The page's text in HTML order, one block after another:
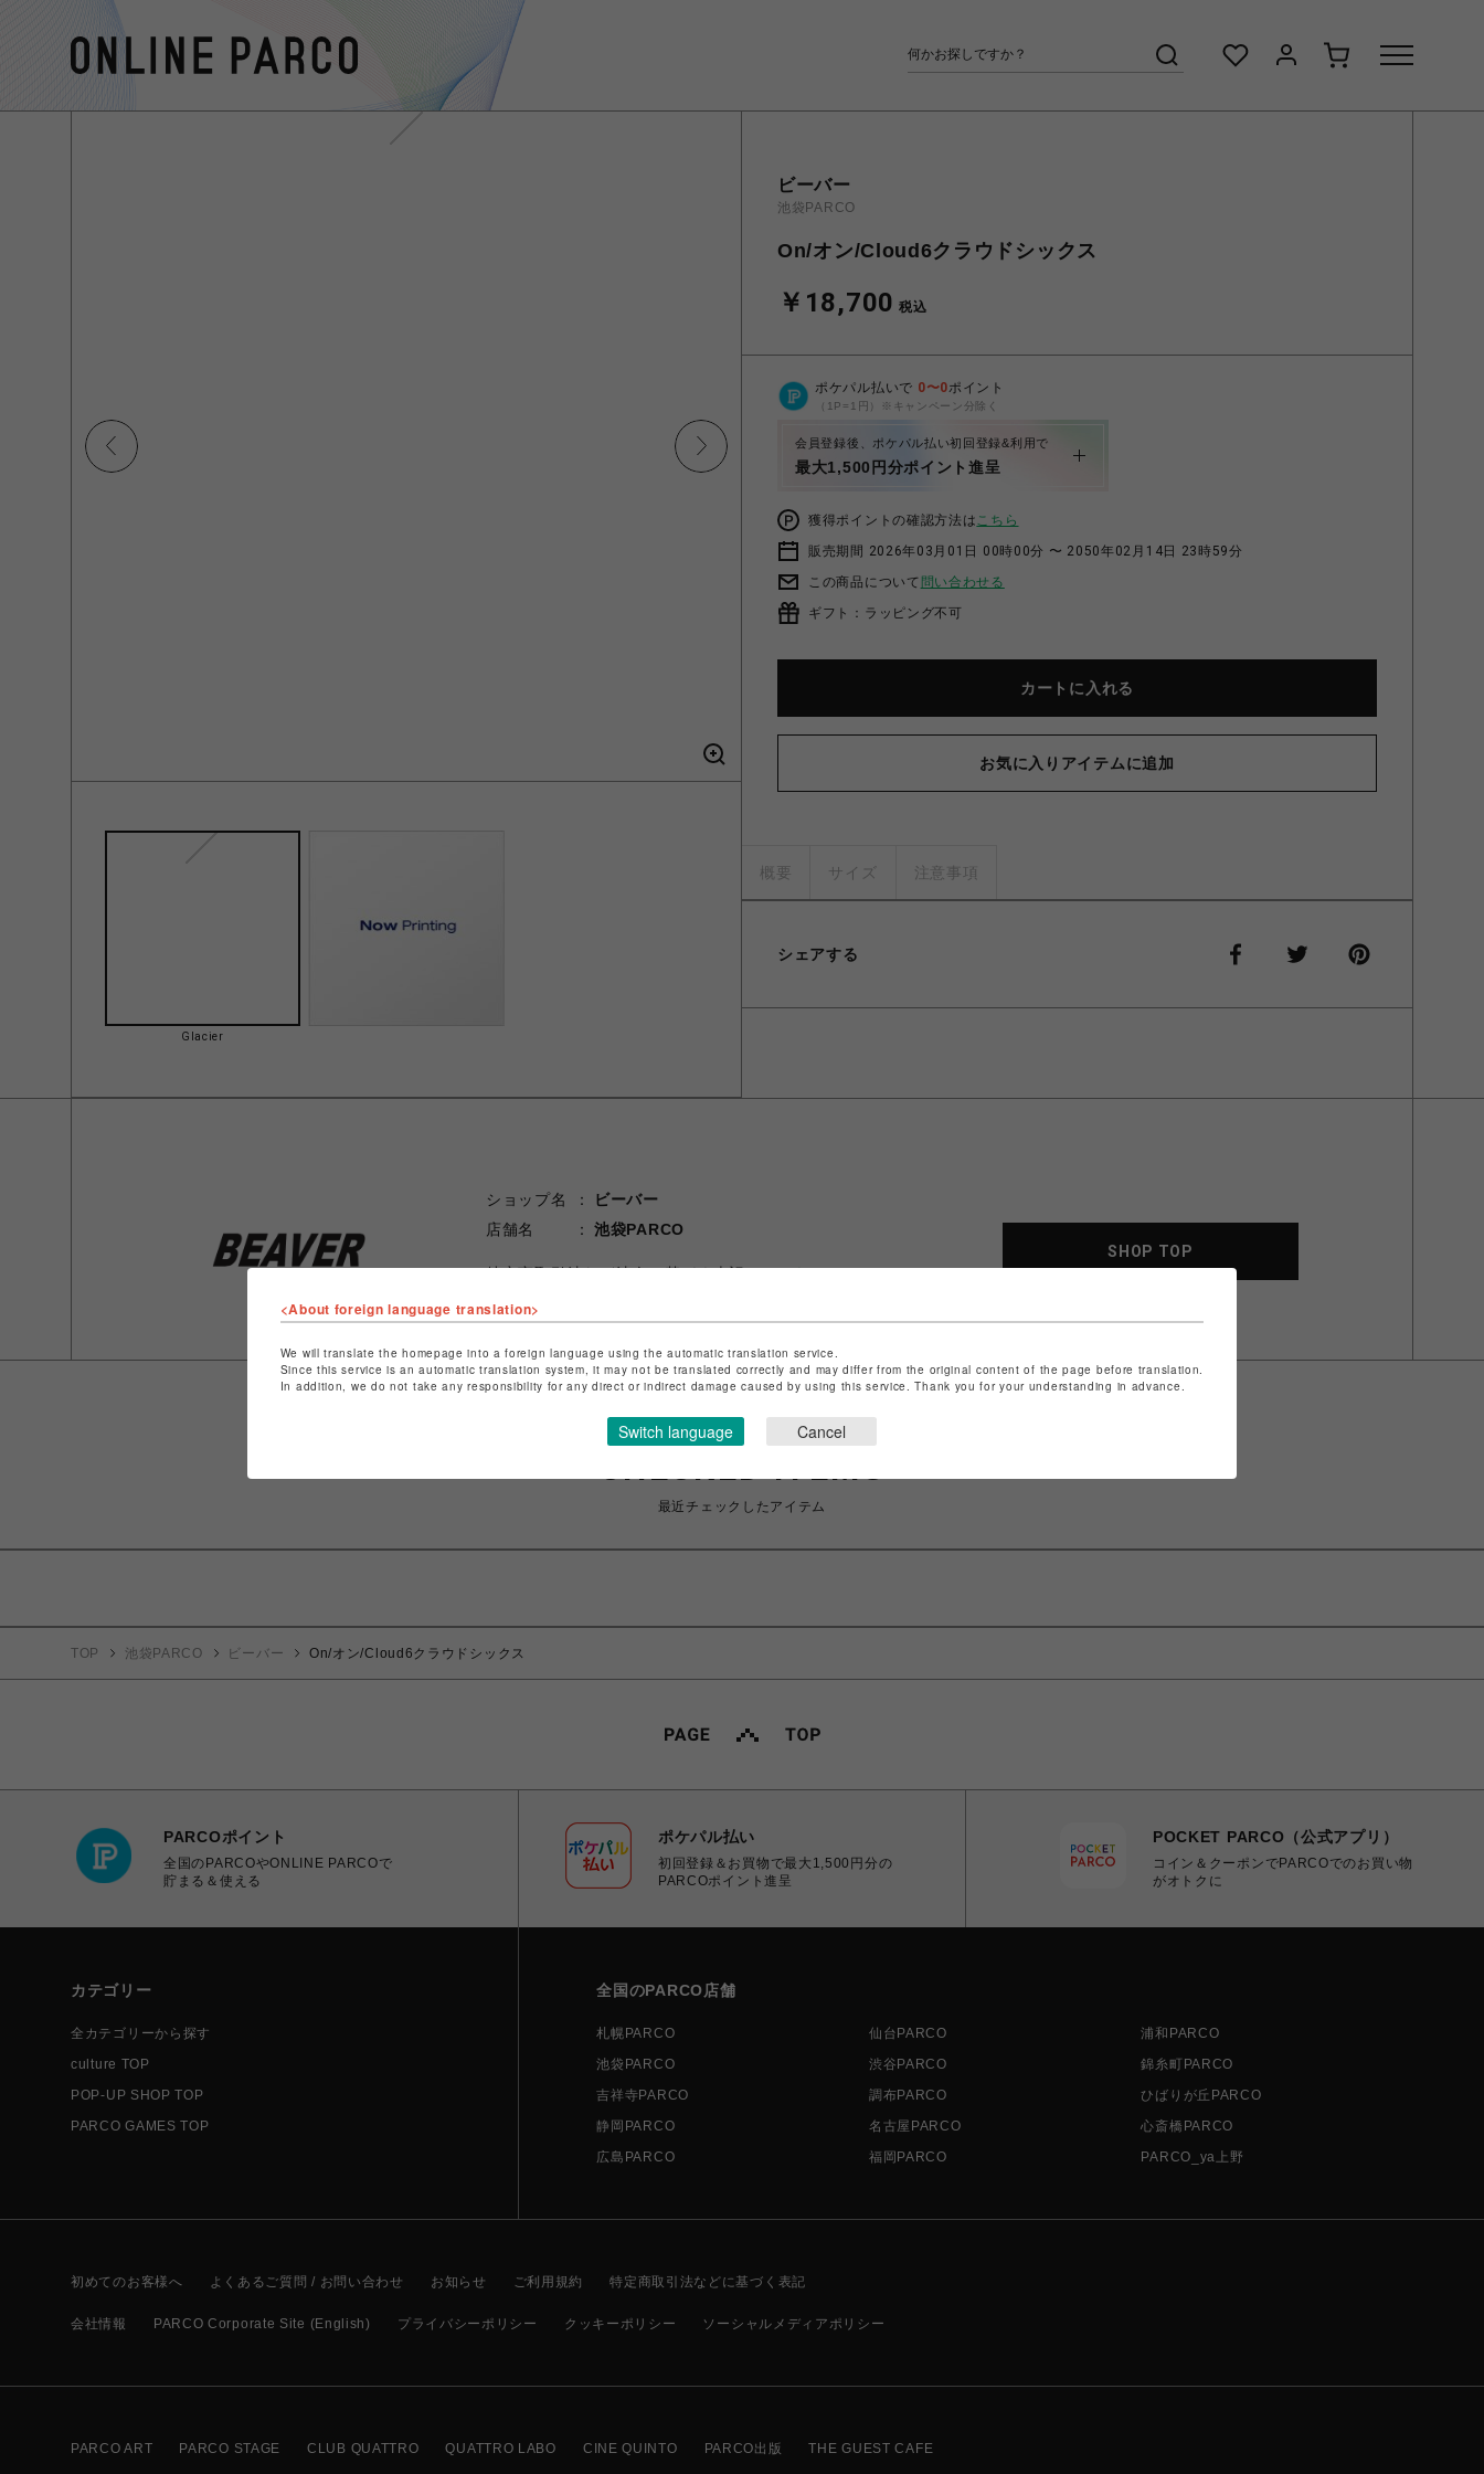
Glacier
ビーバー
池袋PARCO
On/オン/Cloud6クラウドシックス
￥18,700 税込
ポケパル払いで 0〜0ポイント
（1P=1円）※キャンペーン分除く
会員登録後、ポケパル払い初回登録&利用で
最大1,500円分ポイント進呈
獲得ポイントの確認方法はこちら
販売期間 2026年03月01日 00時00分 〜 2050年02月14日 23時59分
この商品について 問い合わせる
ギフト：ラッピング不可
カートに入れる
お気に入りアイテムに追加
概要 サイズ 注意事項
シェアする
ショップ名
ビーバー
店舗名
池袋PARCO
特定商取引法など法令に基づく表記はこちら
ショップお問い合わせは
SHOP TOP
最近チェックしたアイテム
TOP 池袋PARCO ビーバー On/オン/Cloud6クラウドシックス
PARCOポイント
全国のPARCOやONLINE PARCOで
貯まる＆使える
ポケパル払い
初回登録＆お買物で最大1,500円分の
PARCOポイント進呈
POCKET PARCO（公式アプリ）
コイン＆クーポンでPARCOでのお買い物
がオトクに
カテゴリー
全カテゴリーから探す
culture TOP
POP-UP SHOP TOP
PARCO GAMES TOP
全国のPARCO店舗
札幌PARCO 仙台PARCO
浦和PARCO
池袋PARCO
渋谷PARCO
錦糸町PARCO
吉祥寺PARCO
調布PARCO
ひばりが丘PARCO
静岡PARCO
名古屋PARCO
心斎橋PARCO
広島PARCO
福岡PARCO PARCO_ya上野
初めてのお客様へ よくあるご質問 / お問い合わせ お知らせ ご利用規約 特定商取引法などに基づく表記
会社情報 PARCO Corporate Site (English) プライバシーポリシー クッキーポリシー ソーシャルメディアポリシー
PARCO ART PARCO STAGE CLUB QUATTRO QUATTRO LABO CINE QUINTO PARCO出版 THE GUEST CAFE
<About foreign language translation>
We will translate the homepage into a foreign language using the automatic translation service.
Since this service is an automatic translation system, it may not be translated correctly and may differ from the original content of the page before translation.
In addition, we do not take any responsibility for any direct or indirect damage caused by using this service. Thank you for your understanding in advance.
Switch language Cancel